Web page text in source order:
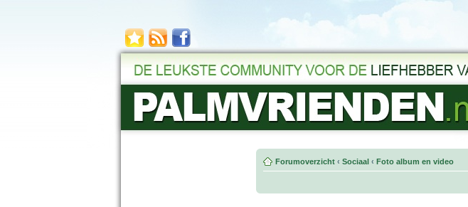
Forumoverzicht ‹ Sociaal ‹ Foto album en video